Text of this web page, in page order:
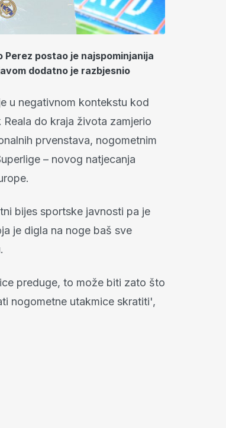
Perez postao je najspominjanija
dodatno je razbjesnio
u negativnom kontekstu kod
do kraja života zamjerio
prvenstava, nogometnim
– novog natjecanja
bijes sportske javnosti pa je
je digla na noge baš sve
preduge, to može biti zato što
nogometne utakmice skratiti',